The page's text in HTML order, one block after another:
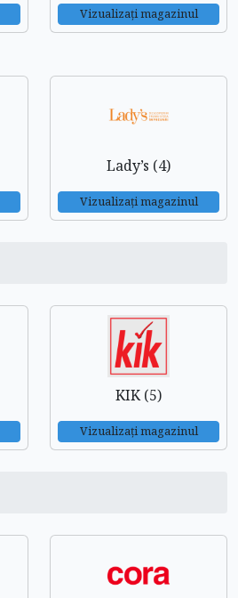
Vizualizați magazinul
Lady’s (4)
Vizualizați magazinul
KIK (5)
Vizualizați magazinul